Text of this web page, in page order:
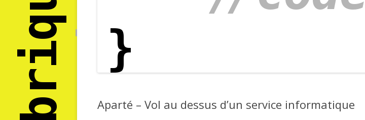
Aparté – Vol au dessus d’un service informatique